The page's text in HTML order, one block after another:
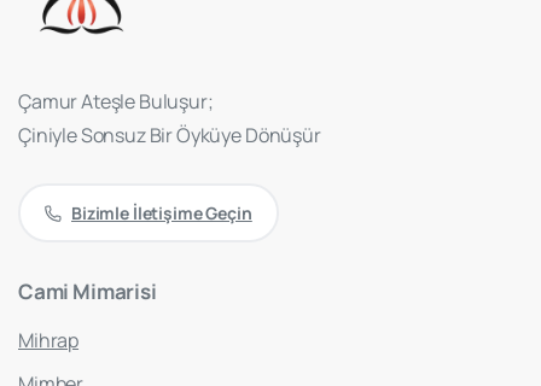
Çamur Ateşle Buluşur;
Çiniyle Sonsuz Bir Öyküye Dönüşür
Bizimle İletişime Geçin
Cami Mimarisi
Mihrap